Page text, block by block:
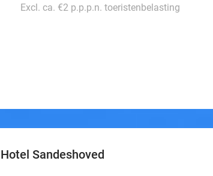
Excl. ca. €2 p.p.p.n. toeristenbelasting
Hotel Sandeshoved